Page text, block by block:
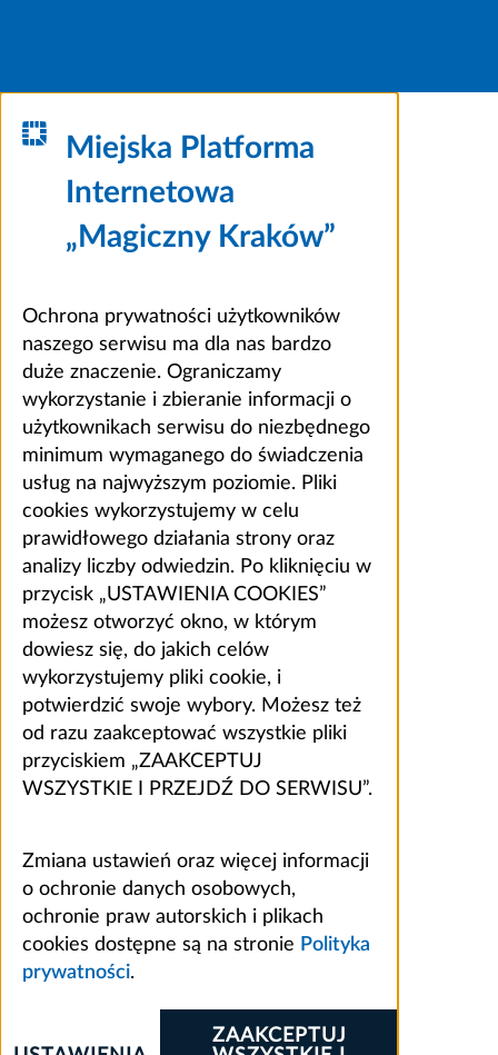
Miejska Platforma
Internetowa
„Magiczny Kraków”
Ochrona prywatności użytkowników
naszego serwisu ma dla nas bardzo
duże znaczenie. Ograniczamy
wykorzystanie i zbieranie informacji o
użytkownikach serwisu do niezbędnego
minimum wymaganego do świadczenia
usług na najwyższym poziomie. Pliki
cookies wykorzystujemy w celu
prawidłowego działania strony oraz
analizy liczby odwiedzin. Po kliknięciu w
przycisk „USTAWIENIA COOKIES”
możesz otworzyć okno, w którym
dowiesz się, do jakich celów
wykorzystujemy pliki cookie, i
potwierdzić swoje wybory. Możesz też
od razu zaakceptować wszystkie pliki
przyciskiem „ZAAKCEPTUJ
WSZYSTKIE I PRZEJDŹ DO SERWISU”.
Zmiana ustawień oraz więcej informacji
o ochronie danych osobowych,
ochronie praw autorskich i plikach
cookies dostępne są na stronie Polityka
prywatności.
ZAAKCEPTUJ